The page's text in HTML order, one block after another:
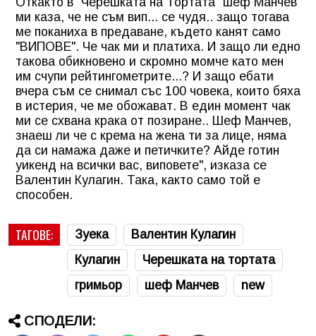
ми каза, че не съм вип... се чудя.. защо тогава
ме поканиха в предаване, където канят само
"ВИПОВЕ". Че чак ми и платиха. И защо ли едно
такова обикновено и скромно момче като мен
им счупи рейтингометрите...? И защо ебати
вчера съм се снимал със 100 човека, които бяха
в истерия, че ме обожават. В един момент чак
ми се схвана крака от позиране.. Шеф Манчев,
знаеш ли че с крема на жена ти за лице, няма
да си намажа даже и петичките? Айде готин
уикенд на всички вас, виповете", изказа се
Валентин Кулагин. Така, както само той е
способен.
ТАГОВЕ: Зуека
Валентин Кулагин
Кулагин
Черешката на тортата
гримьор
шеф Манчев new
СПОДЕЛИ: